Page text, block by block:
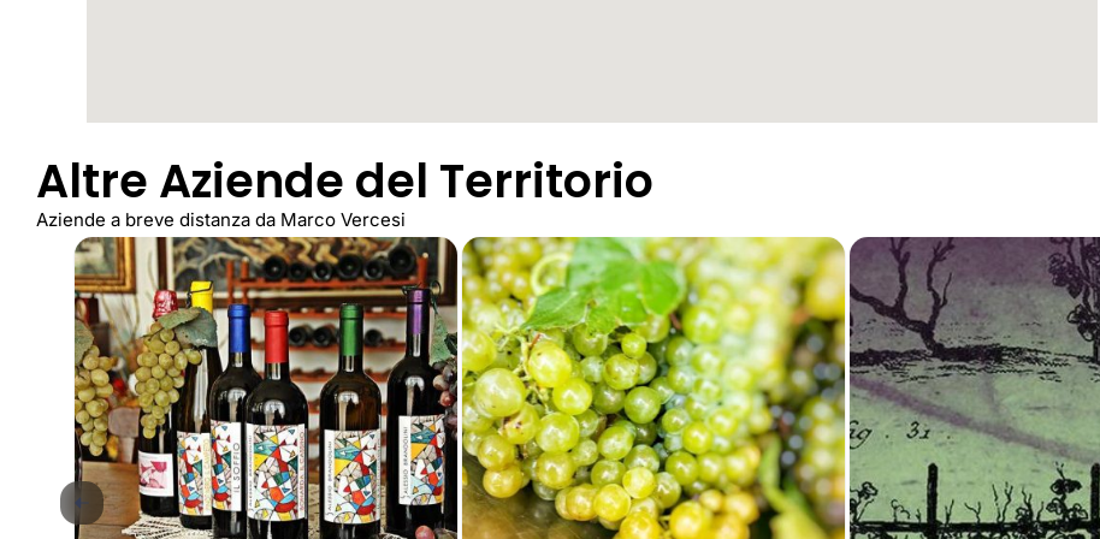
Altre Aziende del Territorio
Aziende a breve distanza da Marco Vercesi